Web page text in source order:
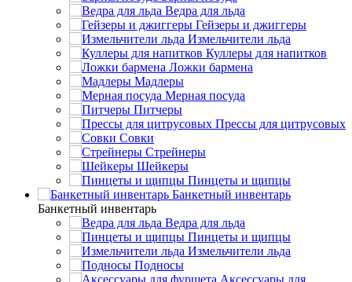
Ведра для льда
Гейзеры и джиггеры
Измельчители льда
Куллеры для напитков
Ложки бармена
Мадлеры
Мерная посуда
Питчеры
Прессы для цитрусовых
Совки
Стрейнеры
Шейкеры
Пинцеты и щипцы
Банкетный инвентарь
Банкетный инвентарь
Ведра для льда
Пинцеты и щипцы
Измельчители льда
Подносы
Аксессуары для